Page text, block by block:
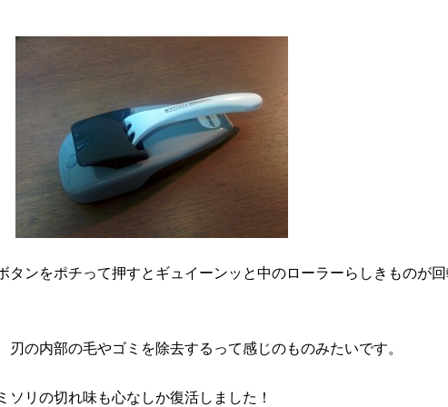
タンをポチって押すとギュイーンッと中のローラーらしきものが回
刃の内部の毛やゴミを除去するって感じのものみたいです。
ソリの切れ味も心なしか復活しました！